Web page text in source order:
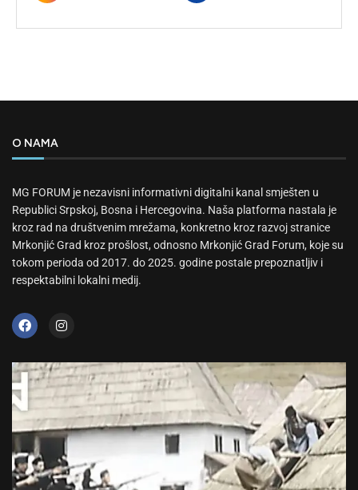
O NAMA
MG FORUM je nezavisni informativni digitalni kanal smješten u
Republici Srpskoj, Bosna i Hercegovina. Naša platforma nastala je
kroz rad na društvenim mrežama, konkretno kroz razvoj stranice
Mrkonjić Grad kroz prošlost, odnosno Mrkonjić Grad Forum, koje su
tokom perioda od 2017. do 2025. godine postale prepoznatljiv i
respektabilni lokalni medij.